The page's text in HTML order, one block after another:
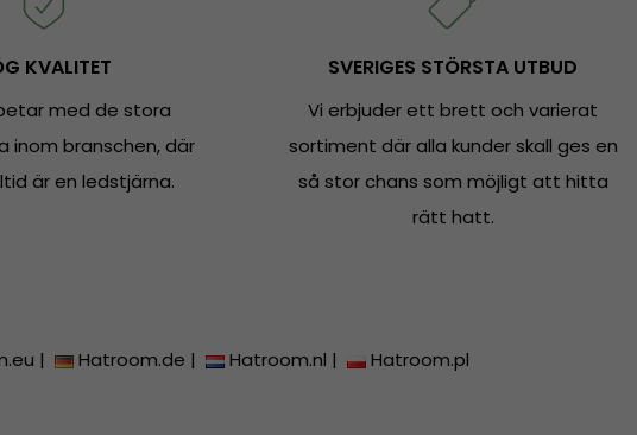
KVALITET
med de stora
inom branschen, där
är en ledstjärna.
SVERIGES STÖRSTA UTBUD
Vi erbjuder ett brett och varierat
sortiment där alla kunder skall ges en
så stor chans som möjligt att hitta
rätt hatt.
| Hatroom.de | Hatroom.nl | Hatroom.pl